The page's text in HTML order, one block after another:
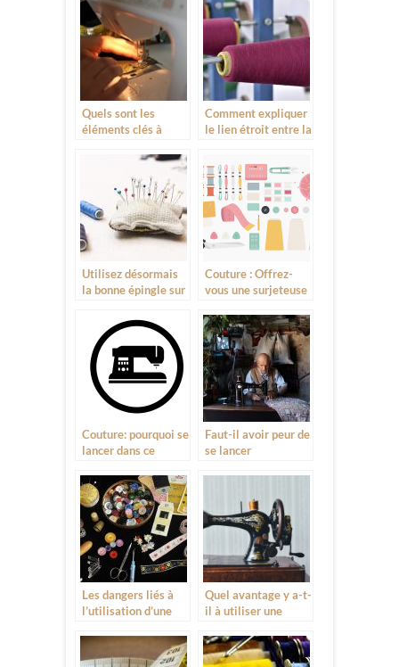
Quels sont les
éléments clés à
pour acheter une
machine à coudre ?
Comment expliquer
le lien étroit entre la
la mode ?
Utilisez désormais
la bonne épingle sur
Couture : Offrez-
vous une surjeteuse
Couture: pourquoi se
lancer dans ce
Faut-il avoir peur de
se lancer
Les dangers liés à
l’utilisation d’une
Quel avantage y a-t-
il à utiliser une
« vintage »?